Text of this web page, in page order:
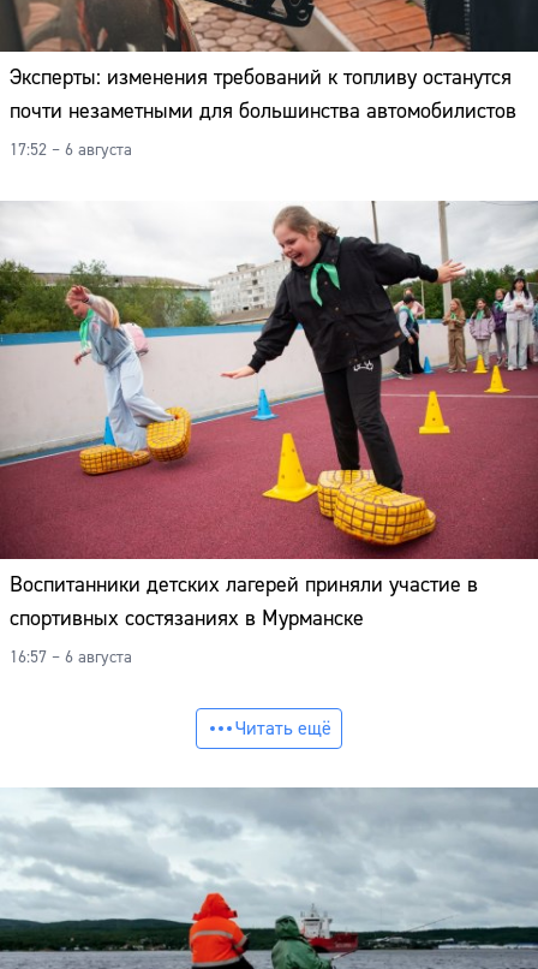
Эксперты: изменения требований к топливу останутся
почти незаметными для большинства автомобилистов
17:52 – 6 августа
Воспитанники детских лагерей приняли участие в
спортивных состязаниях в Мурманске
16:57 – 6 августа
Читать ещё